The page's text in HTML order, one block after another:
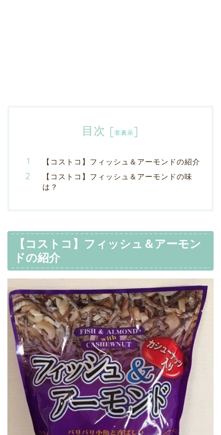
目次 [非表示]
【コストコ】フィッシュ＆アーモンドの紹介
【コストコ】フィッシュ＆アーモンドの味
は？
【コストコ】フィッシュ＆アーモン
ドの紹介